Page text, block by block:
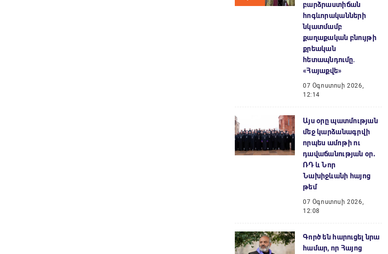
բարձրաստիճան
հոգևորականների
նկատմամբ
քաղաքական բնույթի
քրեական
հետապնդումը.
«Հայաքվե»
07 Օգոստոսի 2026,
12:14
Այս օրը պատմության
մեջ կարձանագրվի
որպես ամոթի ու
դավաճանության օր․
ՌԴ և Նոր
Նախիջևանի հայոց
թեմ
07 Օգոստոսի 2026,
12:08
Գործ են հարուցել նրա
համար, որ Հայոց